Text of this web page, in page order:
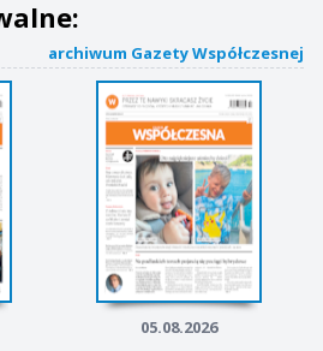
archiwum Gazety Współczesnej
05.08.2026